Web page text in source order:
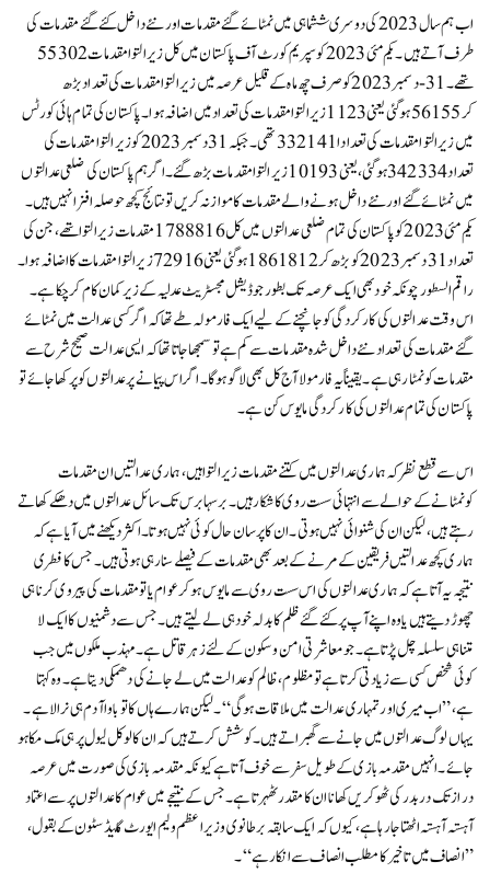
اب ہم سال 2023 کی دوسری ششماہی میں نمٹائے گئے مقدمات اور نئے داخل کئے گئے مقدمات کی
طرف آتے ہیں۔ یکم مئی 2023 کو سپریم کورٹ آف پاکستان میں کل زیر التوا مقدمات 55302
تھے۔ 31-دسمبر 2023 کو صرف چھ ماہ کے قلیل عرصہ میں زیر التوا مقدمات کی تعداد بڑھ
کر 56155 ہو گئی یعنی 1123زیر التوا مقدمات کی تعداد میں اضافہ ہوا۔ پاکستان کی تمام ہائی کورٹس
میں زیر التوا مقدمات کی تعدادا 332141 تھی۔ جبکہ 31 دسمبر 2023 کو زیر التوا مقدمات کی
تعداد 342334 ہو گئی، یعنی 10193 زیر التوا مقدمات بڑھ گئے۔ اگر ہم پاکستان کی ضلعی عدالتوں
میں نمٹائے گئے اور نئے داخل ہونے والے مقدمات کا موازنہ کریں تو نتائج کچھ حوصلہ افزا نہیں ہیں۔
یکم مئی 2023 کو پاکستان کی تمام ضلعی عدالتوں میں کل 1788816 مقدمات زیر التوا تھے، جن کی
تعداد 31 دسمبر 2023 کو بڑھ کر1861812 ہو گئی یعنی 72916 زیر التوا مقدمات کا اضافہ ہوا۔
راقم السطور چونکہ خود بھی ایک عرصہ تک بطور جوڈیشل مجسٹریٹ عدلیہ کے زیر کمان کام کر چکا ہے۔
اس وقت عدالتوں کی کارکردگی کو جانچنے کے لیے ایک فارمولہ طے تھا کہ اگر کسی عدالت میں نمٹائے
گئے مقدمات کی تعداد نئے داخل شدہ مقدمات سے کم ہے تو سمجھا جاتا تھا کہ ایسی عدالت صحیح شرح سے
مقدمات کو نمٹا رہی ہے۔ یقیناً یہ فارمولا آج کل بھی لاگو ہو گا۔ اگر اس پیمانے پر عدالتوں کو پرکھا جائے تو
پاکستان کی تمام عدالتوں کی کارکردگی مایوس کن ہے۔
اس سے قطع نظر کہ ہماری عدالتوں میں کتنے مقدمات زیر التوا ہیں، ہماری عدالتیں ان مقدمات
کونمٹانے کے حوالے سے انتہائی سست روی کا شکار ہیں۔ برسہا برس تک سائل عدالتوں میں دھکے کھاتے
رہتے ہیں، لیکن ان کی شنوائی نہیں ہوتی۔ ان کا پرسان حال کوئی نہیں ہوتا۔ اکثر دیکھنے میں آیا ہے کہ
ہماری کچھ عدالتیں فریقین کے مرنے کے بعد بھی مقدمات کے فیصلے سنا رہی ہوتی ہیں۔ جس کا فطری
نتیجہ یہ آتا ہے کہ ہماری عدالتوں کی اس سست روی سے مایوس ہو کر عوام یا تو مقدمات کی پیروی کرنا ہی
چھوڑ دیتے ہیں یا وہ اپنے آپ پر کئے گئے ظلم کا بدلہ خود ہی لے لیتے ہیں۔ جس سے دشمنیوں کا ایک لا
متناہی سلسلہ چل پڑتا ہے۔ جو معاشرتی امن و سکون کے لئے زہر قاتل ہے۔ مہذب ملکوں میں جب
کوئی شخص کسی سے زیادتی کرتا ہے تو مظلوم، ظالم کو عدالت میں لے جانے کی دھمکی دیتا ہے۔ وہ کہتا
ہے، ”اب میری اور تمہاری عدالت میں ملاقات ہو گی“۔ لیکن ہمارے ہاں کا تو باوا آدم ہی نرالا ہے۔
یہاں لوگ عدالتوں میں جانے سے گھبراتے ہیں۔ کوشش کرتے ہیں کہ ان کا لوکل لیول پر ہی مک مکا ہو
جائے۔ انہیں مقدمہ بازی کے طویل سفر سے خوف آتا ہے کیونکہ مقدمہ بازی کی صورت میں عرصہ
دراز تک در بدر کی ٹھوکریں کھانا ان کا مقدر ٹھہرتا ہے۔ جس کے نتیجے میں عوام کا عدالتوں پر سے اعتماد
آہستہ آہستہ اٹھتا جا رہا ہے، کیوں کہ ایک سابقہ برطانوی وزیراعظم ولیم ایورٹ گلیڈ سٹون کے بقول،
”انصاف میں تاخیر کا مطلب انصاف سے انکار ہے“۔